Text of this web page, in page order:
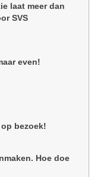
laat meer dan
SVS
even!
bezoek!
Hoe doe